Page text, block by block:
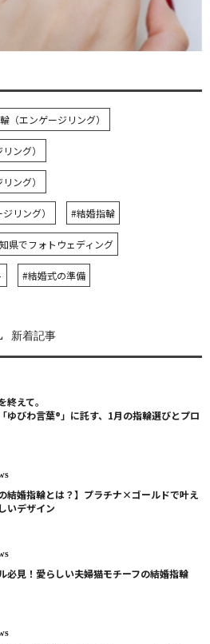
（エンゲージリング）
ング）
ング）
リング） #結婚指輪
県でフォトウェディング
#結婚式の準備
新着記事
えて。
ゆびわ言葉®」に託す、1月の指輪選びとプロ
結婚指輪とは？】プラチナ×ゴールドで叶え
いデザイン
必見！愛らしい夫婦猫モチーフの結婚指輪